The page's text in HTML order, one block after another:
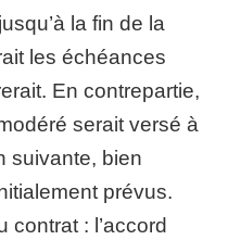
la fin de la
les échéances
En contrepartie,
serait versé à
suivante, bien
prévus.
contrat : l’accord